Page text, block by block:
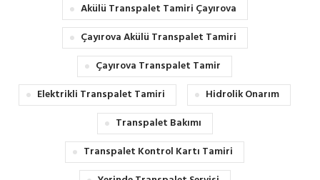
Akülü Transpalet Tamiri Çayırova
Çayırova Akülü Transpalet Tamiri
Çayırova Transpalet Tamir
Elektrikli Transpalet Tamiri
Hidrolik Onarım
Transpalet Bakımı
Transpalet Kontrol Kartı Tamiri